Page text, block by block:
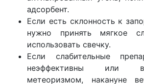
адсорбент.
Если есть склонность к
нужно принять мягкое
использовать свечку.
Если слабительные
неэффективны или
метеоризмом, накануне